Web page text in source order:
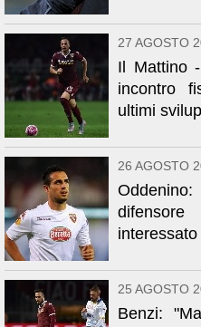
27 AGOSTO
Il Mattino
incontro
ultimi
26 AGOSTO
25 AGOSTO
Benzi: